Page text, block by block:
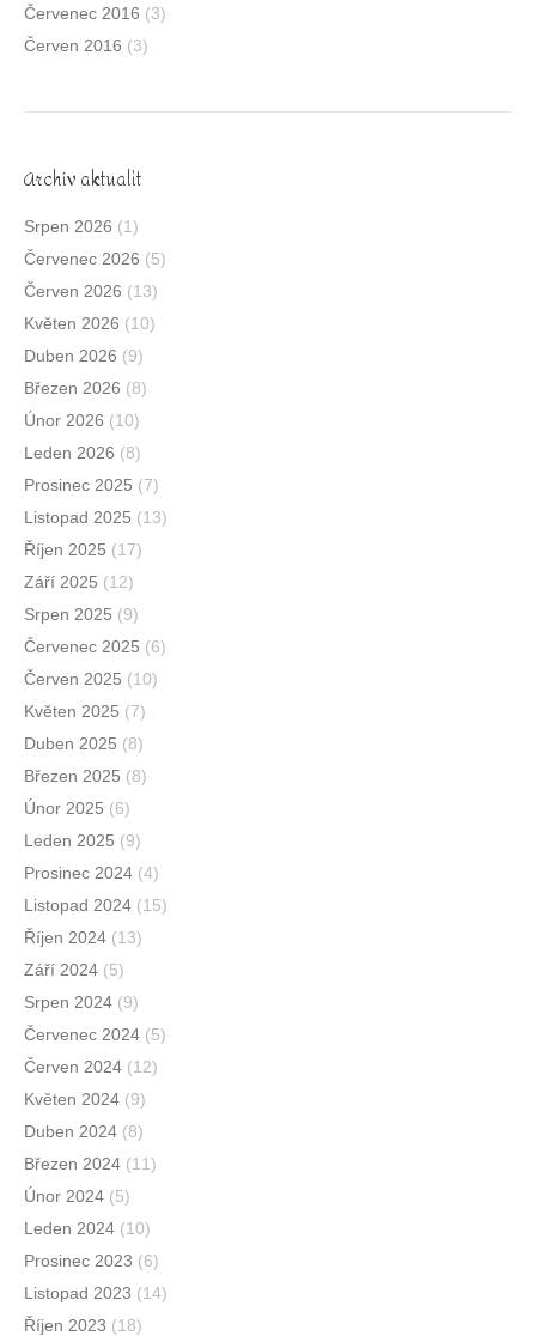
Červenec 2016 (3)
Červen 2016 (3)
Archív aktualit
Srpen 2026 (1)
Červenec 2026 (5)
Červen 2026 (13)
Květen 2026 (10)
Duben 2026 (9)
Březen 2026 (8)
Únor 2026 (10)
Leden 2026 (8)
Prosinec 2025 (7)
Listopad 2025 (13)
Říjen 2025 (17)
Září 2025 (12)
Srpen 2025 (9)
Červenec 2025 (6)
Červen 2025 (10)
Květen 2025 (7)
Duben 2025 (8)
Březen 2025 (8)
Únor 2025 (6)
Leden 2025 (9)
Prosinec 2024 (4)
Listopad 2024 (15)
Říjen 2024 (13)
Září 2024 (5)
Srpen 2024 (9)
Červenec 2024 (5)
Červen 2024 (12)
Květen 2024 (9)
Duben 2024 (8)
Březen 2024 (11)
Únor 2024 (5)
Leden 2024 (10)
Prosinec 2023 (6)
Listopad 2023 (14)
Říjen 2023 (18)